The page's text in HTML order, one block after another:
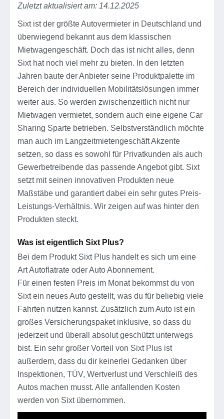
Zuletzt aktualisiert am: 14.12.2025
Sixt ist der größte Autovermieter in Deutschland und
überwiegend bekannt aus dem klassischen
Mietwagengeschäft. Doch das ist nicht alles, denn
Sixt hat noch viel mehr zu bieten. In den letzten
Jahren baute der Anbieter seine Produktpalette im
Bereich der individuellen Mobilitätslösungen immer
weiter aus. So werden zwischenzeitlich nicht nur
Mietwagen vermietet, sondern auch eine eigene Car
Sharing Sparte betrieben. Selbstverständlich möchte
man auch im Langzeitmietengeschäft Akzente
setzen, so dass es sowohl für Privatkunden als auch
Gewerbetreibende das passende Angebot gibt. Sixt
setzt mit seinen innovativen Produkten neue
Maßstäbe und garantiert dabei ein sehr gutes Preis-
Leistungs-Verhältnis. Wir zeigen auf was hinter den
Produkten steckt.
Was ist eigentlich Sixt Plus?
Bei dem Produkt Sixt Plus handelt es sich um eine
Art Autoflatrate oder Auto Abonnement.
Für einen festen Preis im Monat bekommst du von
Sixt ein neues Auto gestellt, was du für beliebig viele
Fahrten nutzen kannst. Zusätzlich zum Auto ist ein
großes Versicherungspaket inklusive, so dass du
jederzeit und überall absolut geschützt unterwegs
bist. Ein sehr großer Vorteil von Sixt Plus ist
außerdem, dass du dir keinerlei Gedanken über
Inspektionen, TÜV, Wertverlust und Verschleiß des
Autos machen musst. Alle anfallenden Kosten
werden von Sixt übernommen.